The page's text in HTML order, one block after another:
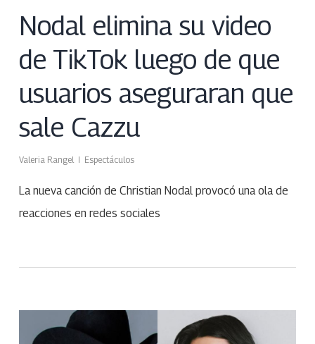
Nodal elimina su video
de TikTok luego de que
usuarios aseguraran que
sale Cazzu
Valeria Rangel Espectáculos
La nueva canción de Christian Nodal provocó una ola de
reacciones en redes sociales